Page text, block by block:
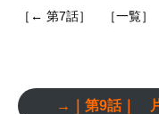
［← 第7話］ ［一覧］
→｜第9話｜